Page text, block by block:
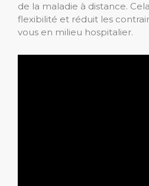
de la maladie à distance.
flexibilité et réduit les
vous en milieu hospitalier.